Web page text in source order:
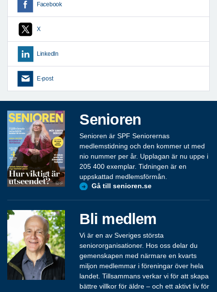
Facebook
X
LinkedIn
E-post
Senioren
Senioren är SPF Seniorernas
medlemstidning och den kommer ut med
nio nummer per år. Upplagan är nu uppe i
205 400 exemplar. Tidningen är en
uppskattad medlemsförmån.
Gå till senioren.se
Bli medlem
Vi är en av Sveriges största
seniororganisationer. Hos oss delar du
gemenskapen med närmare en kvarts
miljon medlemmar i föreningar över hela
landet. Tillsammans verkar vi för att skapa
bättre villkor för äldre – och ett aktivt liv för